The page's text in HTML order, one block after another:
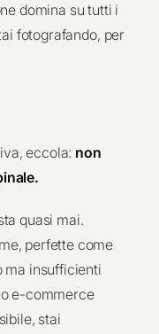
domina su tutti i
fotografando, per
eccola: non
quasi mai.
perfette come
ma insufficienti
e-commerce
stai